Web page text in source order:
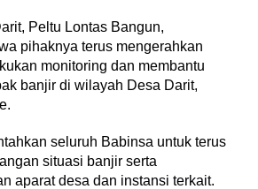
Peltu Lontas Bangun,
pihaknya terus mengerahkan
monitoring dan membantu
banjir di wilayah Desa Darit,
seluruh Babinsa untuk terus
situasi banjir serta
aparat desa dan instansi terkait.